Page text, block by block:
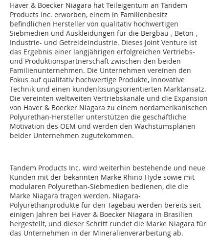
Haver & Boecker Niagara hat Teileigentum an Tandem
Products Inc. erworben, einem in Familienbesitz
befindlichen Hersteller von qualitativ hochwertigen
Siebmedien und Auskleidungen für die Bergbau-, Beton-,
Industrie- und Getreideindustrie. Dieses Joint Venture ist
das Ergebnis einer langjährigen erfolgreichen Vertriebs-
und Produktionspartnerschaft zwischen den beiden
Familienunternehmen. Die Unternehmen vereinen den
Fokus auf qualitativ hochwertige Produkte, innovative
Technik und einen kundenlösungsorientierten Marktansatz.
Die vereinten weltweiten Vertriebskanäle und die Expansion
von Haver & Boecker Niagara zu einem nordamerikanischen
Polyurethan-Hersteller unterstützen die geschäftliche
Motivation des OEM und werden den Wachstumsplänen
beider Unternehmen zugutekommen.
Tandem Products Inc. wird weiterhin bestehende und neue
Kunden mit der bekannten Marke Rhino-Hyde sowie mit
modularen Polyurethan-Siebmedien bedienen, die die
Marke Niagara tragen werden. Niagara-
Polyurethanprodukte für den Tagebau werden bereits seit
einigen Jahren bei Haver & Boecker Niagara in Brasilien
hergestellt, und dieser Schritt rundet die Marke Niagara für
das Unternehmen in der Mineralienverarbeitung ab.